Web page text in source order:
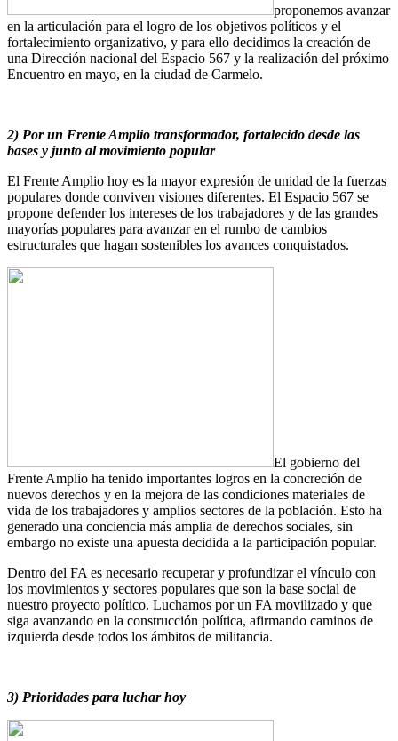
proponemos avanzar
en la articulación para el logro de los objetivos políticos y el
fortalecimiento organizativo, y para ello decidimos la creación de
una Dirección nacional del Espacio 567 y la realización del próximo
Encuentro en mayo, en la ciudad de Carmelo.
2) Por un Frente Amplio transformador, fortalecido desde las
bases y junto al movimiento popular
El Frente Amplio hoy es la mayor expresión de unidad de la fuerzas
populares donde conviven visiones diferentes. El Espacio 567 se
propone defender los intereses de los trabajadores y de las grandes
mayorías populares para avanzar en el rumbo de cambios
estructurales que hagan sostenibles los avances conquistados.
El gobierno del
Frente Amplio ha tenido importantes logros en la concreción de
nuevos derechos y en la mejora de las condiciones materiales de
vida de los trabajadores y amplios sectores de la población. Esto ha
generado una conciencia más amplia de derechos sociales, sin
embargo no existe una apuesta decidida a la participación popular.
Dentro del FA es necesario recuperar y profundizar el vínculo con
los movimientos y sectores populares que son la base social de
nuestro proyecto político. Luchamos por un FA movilizado y que
siga avanzando en la construcción política, afirmando caminos de
izquierda desde todos los ámbitos de militancia.
3) Prioridades para luchar hoy